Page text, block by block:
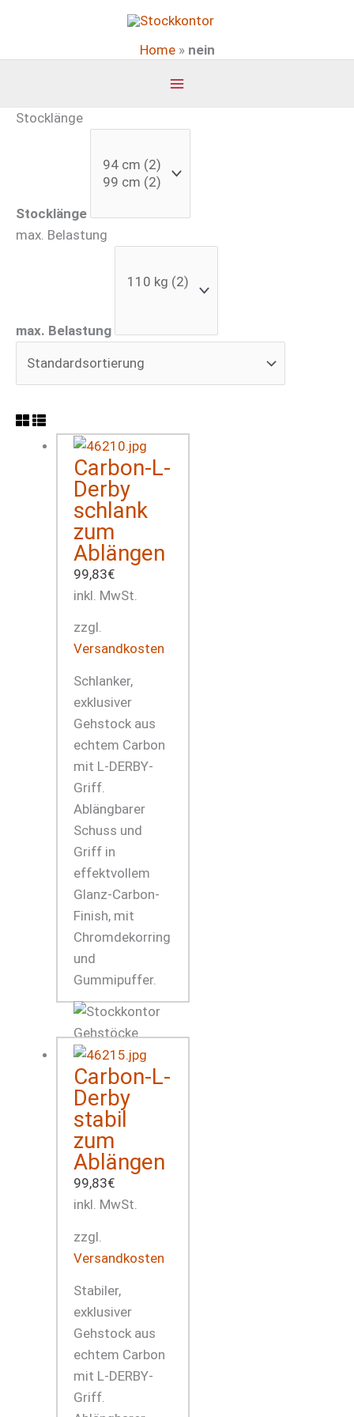
Home» nein
Stocklänge
Stocklänge
max. Belastung
max. Belastung
Carbon-L-
Derby
schlank
zum
Ablängen
99,83€
inkl. MwSt.
zzgl.
Versandkosten
Schlanker,
exklusiver
Gehstock aus
echtem Carbon
mit L-DERBY-
Griff.
Ablängbarer
Schuss und
Griff in
effektvollem
Glanz-Carbon-
Finish, mit
Chromdekorring
und
Gummipuffer.
Carbon-L-
Derby
stabil
zum
Ablängen
99,83€
inkl. MwSt.
zzgl.
Versandkosten
Stabiler,
exklusiver
Gehstock aus
echtem Carbon
mit L-DERBY-
Griff.